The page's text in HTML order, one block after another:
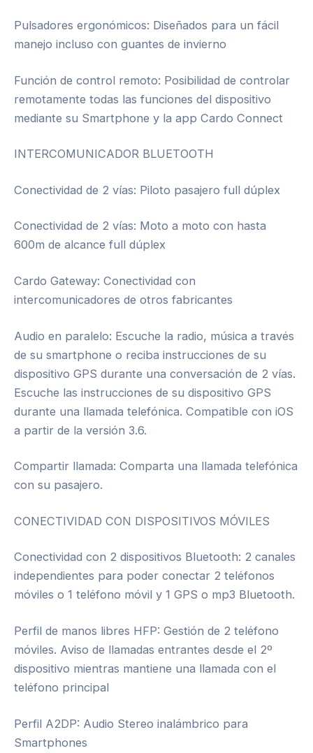
Pulsadores ergonómicos: Diseñados para un fácil
manejo incluso con guantes de invierno
Función de control remoto: Posibilidad de controlar
remotamente todas las funciones del dispositivo
mediante su Smartphone y la app Cardo Connect
INTERCOMUNICADOR BLUETOOTH
Conectividad de 2 vías: Piloto pasajero full dúplex
Conectividad de 2 vías: Moto a moto con hasta
600m de alcance full dúplex
Cardo Gateway: Conectividad con
intercomunicadores de otros fabricantes
Audio en paralelo: Escuche la radio, música a través
de su smartphone o reciba instrucciones de su
dispositivo GPS durante una conversación de 2 vías.
Escuche las instrucciones de su dispositivo GPS
durante una llamada telefónica. Compatible con iOS
a partir de la versión 3.6.
Compartir llamada: Comparta una llamada telefónica
con su pasajero.
CONECTIVIDAD CON DISPOSITIVOS MÓVILES
Conectividad con 2 dispositivos Bluetooth: 2 canales
independientes para poder conectar 2 teléfonos
móviles o 1 teléfono móvil y 1 GPS o mp3 Bluetooth.
Perfil de manos libres HFP: Gestión de 2 teléfono
móviles. Aviso de llamadas entrantes desde el 2º
dispositivo mientras mantiene una llamada con el
teléfono principal
Perfil A2DP: Audio Stereo inalámbrico para
Smartphones